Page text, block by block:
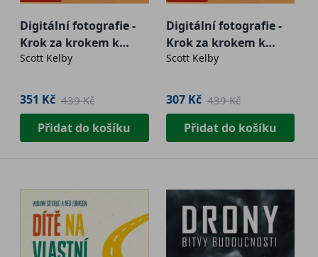
Digitální fotografie -
Krok za krokem k
profesionální
Scott Kelby
351 Kč 439 Kč
Přidat do košíku
Digitální fotografie -
Krok za krokem k
profesionální
Scott Kelby
307 Kč 439 Kč
Přidat do košíku